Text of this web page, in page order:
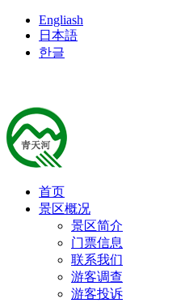
Engliash
日本語
한글
首页
景区概况
景区简介
门票信息
联系我们
游客调查
游客投诉